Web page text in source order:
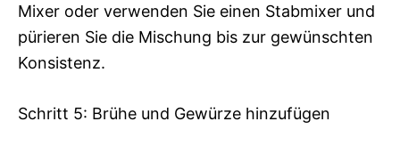
Mixer oder verwenden Sie einen Stabmixer und
pürieren Sie die Mischung bis zur gewünschten
Konsistenz.
Schritt 5: Brühe und Gewürze hinzufügen